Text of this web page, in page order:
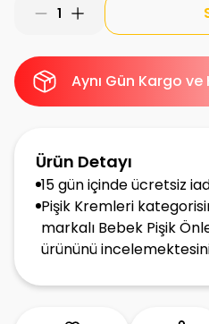
1
Aynı Gün Kargo ve
Ürün Detayı
15 gün içinde ücretsiz
Pişik Kremleri
markalı Bebek Pişik
ürününü